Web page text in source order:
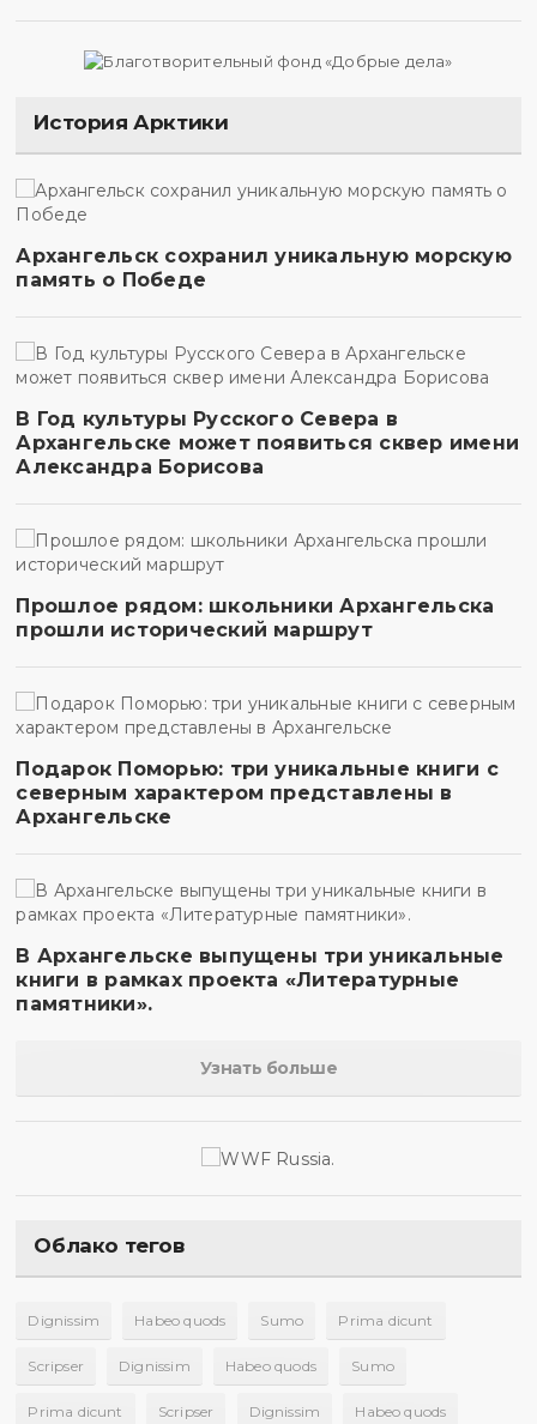
История Арктики
Архангельск сохранил уникальную морскую
память о Победе
В Год культуры Русского Севера в
Архангельске может появиться сквер имени
Александра Борисова
Прошлое рядом: школьники Архангельска
прошли исторический маршрут
Подарок Поморью: три уникальные книги с
северным характером представлены в
Архангельске
В Архангельске выпущены три уникальные
книги в рамках проекта «Литературные
памятники».
Узнать больше
Облако тегов
Dignissim Habeo quods Sumo Prima dicunt
Scripser Dignissim Habeo quods Sumo
Prima dicunt Scripser Dignissim Habeo quods